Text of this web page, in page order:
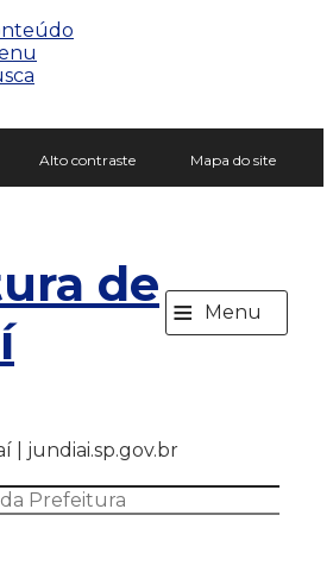
Alto contraste Mapa do site
de ≡ Menu
| jundiai.sp.gov.br